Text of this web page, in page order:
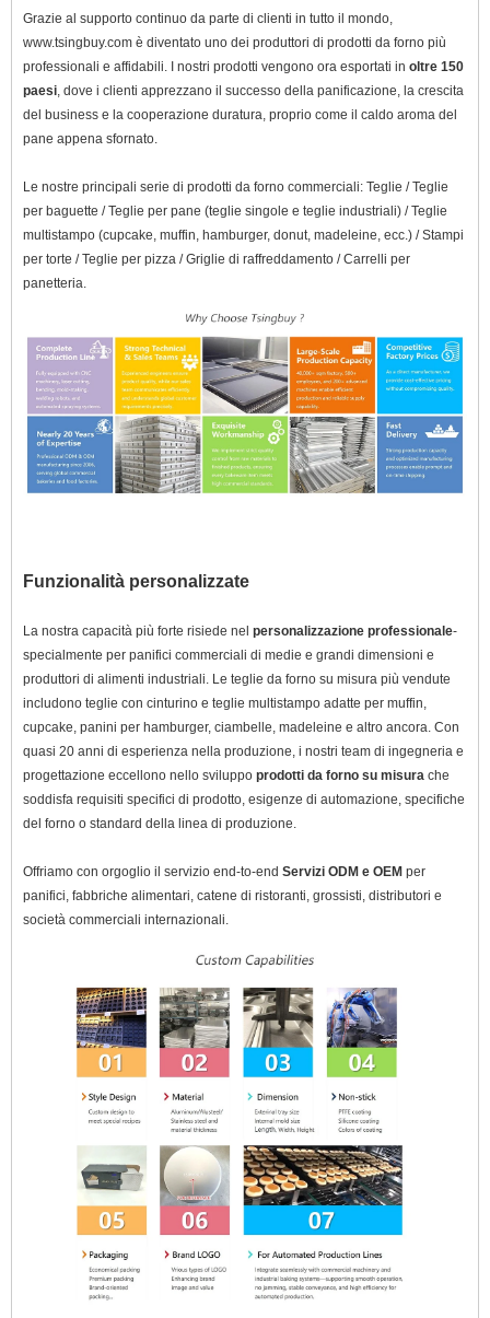
Grazie al supporto continuo da parte di clienti in tutto il mondo,
www.tsingbuy.com è diventato uno dei produttori di prodotti da forno più
professionali e affidabili. I nostri prodotti vengono ora esportati in oltre 150
paesi , dove i clienti apprezzano il successo della panificazione, la crescita
del business e la cooperazione duratura, proprio come il caldo aroma del
pane appena sfornato.
Le nostre principali serie di prodotti da forno commerciali: Teglie /Teglie
per baguette / Teglie per pane (teglie singole e teglie industriali) / Teglie
multistampo (cupcake, muffin, hamburger, donut, madeleine, ecc.) / Stampi
per torte / Teglie per pizza / Griglie di raffreddamento / Carrelli per
panetteria.
Funzionalità personalizzate
La nostra capacità più forte risiede nel personalizzazione professionale-
specialmente per panifici commerciali di medie e grandi dimensioni e
produttori di alimenti industriali. Le teglie da forno su misura più vendute
includono teglie con cinturino e teglie multistampo adatte per muffin,
cupcake, panini per hamburger, ciambelle, madeleine e altro ancora. Con
quasi 20 anni di esperienza nella produzione, i nostri team di ingegneria e
progettazione eccellono nello sviluppo prodotti da forno su misura che
soddisfa requisiti specifici di prodotto, esigenze di automazione, specifiche
del forno o standard della linea di produzione.
Offriamo con orgoglio il servizio end-to-end Servizi ODM e OEM per
panifici, fabbriche alimentari, catene di ristoranti, grossisti, distributori e
società commerciali internazionali.